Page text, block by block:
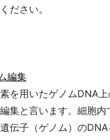
ださい。
編集
を用いたゲノムDNA
集と言います。細胞
伝子（ゲノム）の